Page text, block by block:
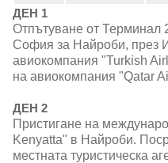
ДЕН 1
Отпътуване от Терминал
София за Найроби, през
авиокомпания "Turkish
на авиокомпания "Qatar
ДЕН 2
Пристигане на
Kenyatta" в Найроби.
местната туристическа